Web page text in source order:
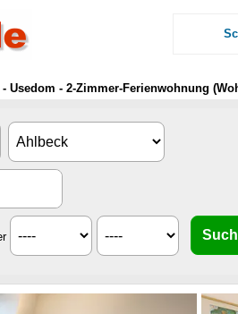
Usedom - 2-Zimmer-Ferienwohnung